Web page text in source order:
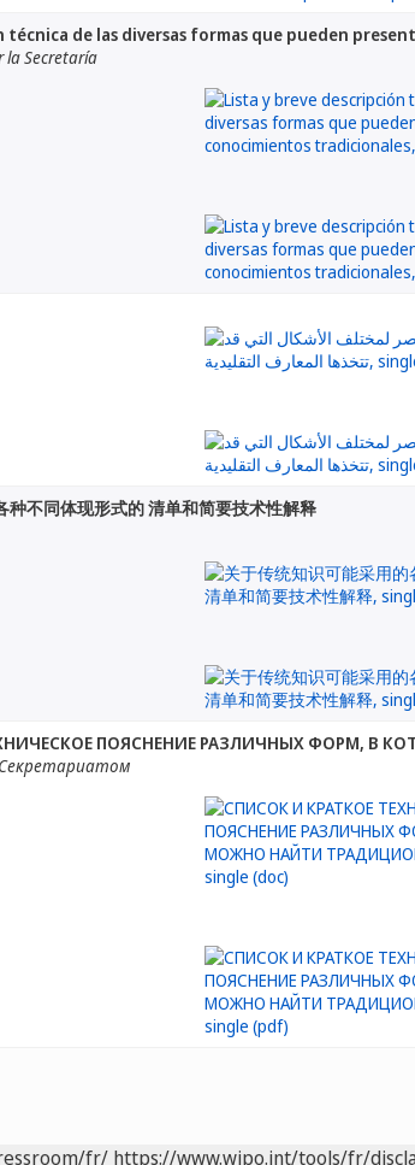
técnica de las diversas formas que pueden
Secretaría
种不同体现形式的 清单和简要技术性解释
ПОЯСНЕНИЕ РАЗЛИЧНЫХ ФОРМ, В
fr/ https://www.wipo.int/tools/fr/